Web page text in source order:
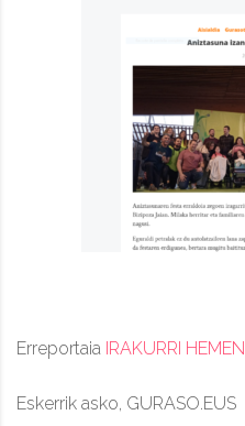
Erreportaia IRAKURRI HEMEN
Eskerrik asko, GURASO.EUS